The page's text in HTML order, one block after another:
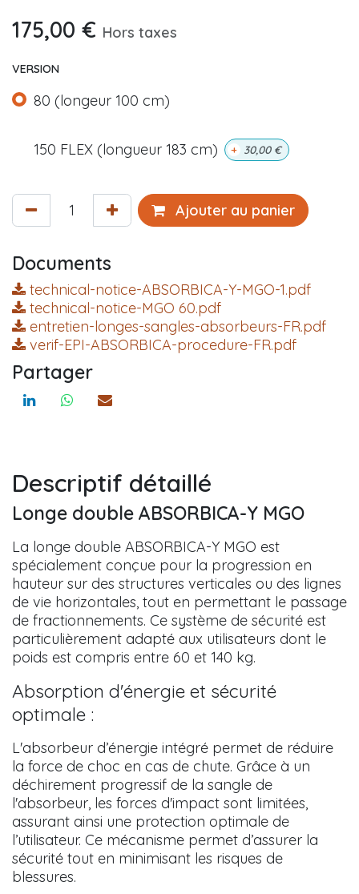
175,00 € Hors taxes
VERSION
80 (longeur 100 cm)
150 FLEX (longueur 183 cm) + 30,00€
Ajouter au panier
Documents
technical-notice-ABSORBICA-Y-MGO-1.pdf
technical-notice-MGO 60.pdf
entretien-longes-sangles-absorbeurs-FR.pdf
verif-EPI-ABSORBICA-procedure-FR.pdf
Partager
Descriptif détaillé
Longe double ABSORBICA-Y MGO
La longe double ABSORBICA-Y MGO est
spécialement conçue pour la progression en
hauteur sur des structures verticales ou des lignes
de vie horizontales, tout en permettant le passage
de fractionnements. Ce système de sécurité est
particulièrement adapté aux utilisateurs dont le
poids est compris entre 60 et 140 kg.
Absorption d'énergie et sécurité
optimale :
L'absorbeur d’énergie intégré permet de réduire
la force de choc en cas de chute. Grâce à un
déchirement progressif de la sangle de
l'absorbeur, les forces d'impact sont limitées,
assurant ainsi une protection optimale de
l’utilisateur. Ce mécanisme permet d’assurer la
sécurité tout en minimisant les risques de
blessures.